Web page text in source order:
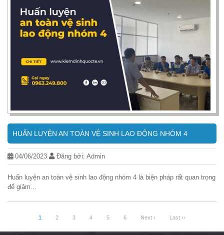
HUẤN LUYỆN AN TOÀN VỆ SINH LAO ĐỘNG NHÓM 4
04/06/2023 Đăng bởi: Admin
Huấn luyện an toàn vệ sinh lao động nhóm 4 là biện pháp rất quan trọng
để giảm...
1 2 3 4 5 6 Next › Last ››